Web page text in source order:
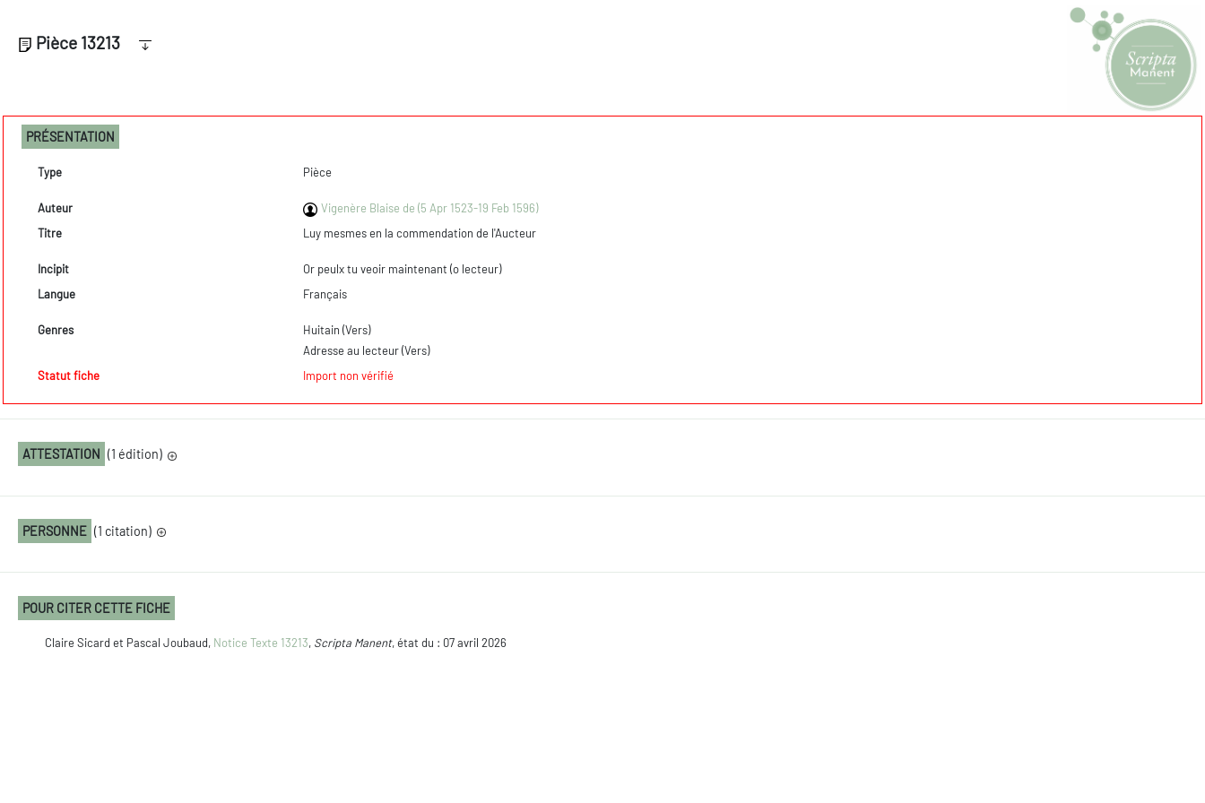
Pièce 13213
PRÉSENTATION
Type Pièce
Auteur
Vigenère Blaise de (5 Apr 1523-19 Feb 1596)
Titre
Luy mesmes en la commendation de l'Aucteur
Incipit
Or peulx tu veoir maintenant (o lecteur)
Langue
Français
Genres
Huitain (Vers)
Adresse au lecteur (Vers)
Statut fiche
Import non vérifié
ATTESTATION (1 édition)
PERSONNE (1 citation)
POUR CITER CETTE FICHE
Claire Sicard et Pascal Joubaud, Notice Texte 13213, Scripta Manent, état du : 07 avril 2026